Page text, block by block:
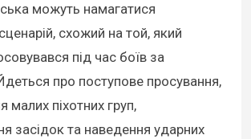
можуть намагатися
схожий на той, який
під час боїв за
про поступове просування,
малих піхотних груп,
засідок та наведення ударних